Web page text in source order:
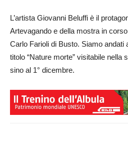
L’artista Giovanni Beluffi è il
Artevagando e della mostra in
Carlo Farioli di Busto. Siamo andati
titolo “Nature morte” visitabile nella
sino al 1° dicembre.